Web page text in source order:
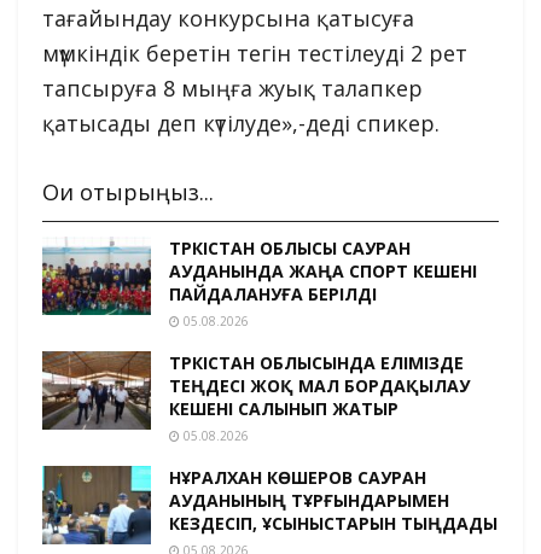
тағайындау конкурсына қатысуға
мүмкіндік беретін тегін тестілеуді 2 рет
тапсыруға 8 мыңға жуық талапкер
қатысады деп күтілуде»,-деді спикер.
Оқи отырыңыз...
ТҮРКІСТАН ОБЛЫСЫ САУРАН
АУДАНЫНДА ЖАҢА СПОРТ КЕШЕНІ
ПАЙДАЛАНУҒА БЕРІЛДІ
05.08.2026
ТҮРКІСТАН ОБЛЫСЫНДА ЕЛІМІЗДЕ
ТЕҢДЕСІ ЖОҚ МАЛ БОРДАҚЫЛАУ
КЕШЕНІ САЛЫНЫП ЖАТЫР
05.08.2026
НҰРАЛХАН КӨШЕРОВ САУРАН
АУДАНЫНЫҢ ТҰРҒЫНДАРЫМЕН
КЕЗДЕСІП, ҰСЫНЫСТАРЫН ТЫҢДАДЫ